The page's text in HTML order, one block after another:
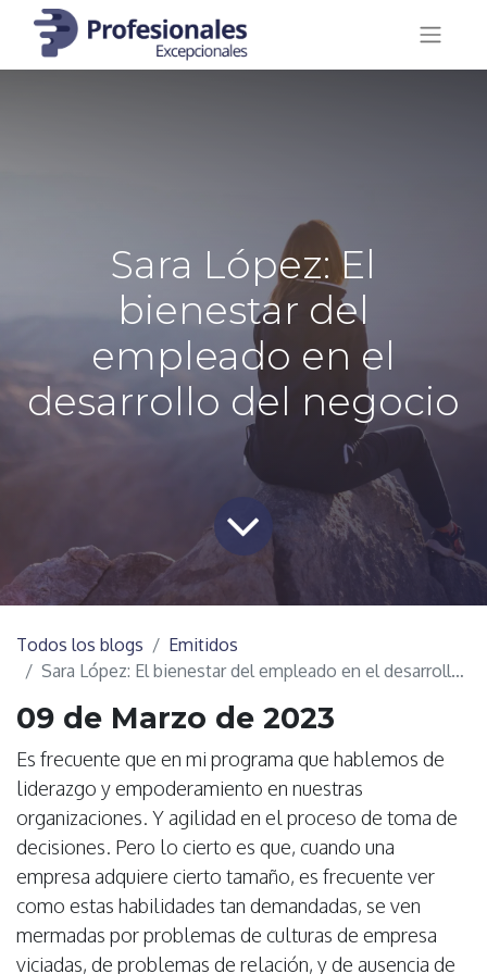
Sara López: El
bienestar del
empleado en el
desarrollo del negocio
Todos los blogs
Emitidos
Sara López: El bienestar del empleado en el desarrollo del negocio
09 de Marzo de 2023
Es frecuente que en mi programa que hablemos de
liderazgo y empoderamiento en nuestras
organizaciones. Y agilidad en el proceso de toma de
decisiones. Pero lo cierto es que, cuando una
empresa adquiere cierto tamaño, es frecuente ver
como estas habilidades tan demandadas, se ven
mermadas por problemas de culturas de empresa
viciadas, de problemas de relación, y de ausencia de